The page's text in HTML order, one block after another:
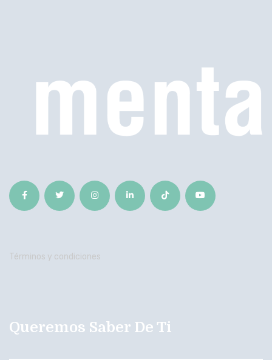
Términos y condiciones
Queremos Saber De Ti